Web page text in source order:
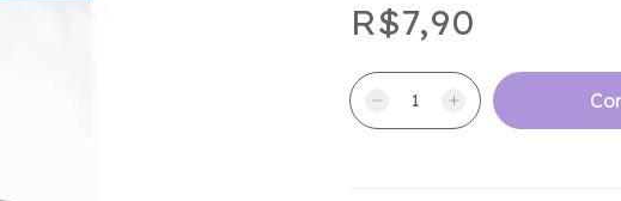
R$7,90